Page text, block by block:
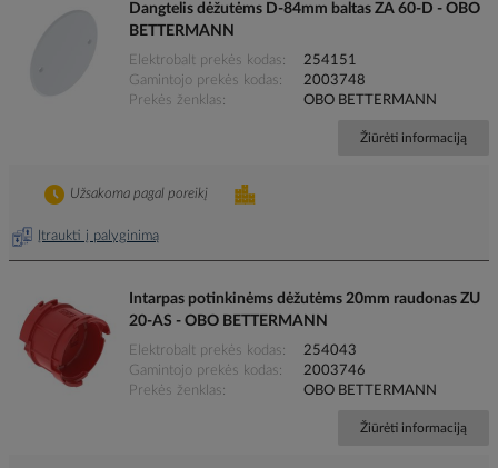
Dangtelis dėžutėms D-84mm baltas ZA 60-D - OBO
BETTERMANN
Elektrobalt prekės kodas
254151
Gamintojo prekės kodas
2003748
Prekės ženklas
OBO BETTERMANN
Žiūrėti informaciją
Įtraukti į palyginimą
Užsakoma pagal poreikį
Intarpas potinkinėms dėžutėms 20mm raudonas ZU
20-AS - OBO BETTERMANN
Elektrobalt prekės kodas
254043
Gamintojo prekės kodas
2003746
Prekės ženklas
OBO BETTERMANN
Žiūrėti informaciją